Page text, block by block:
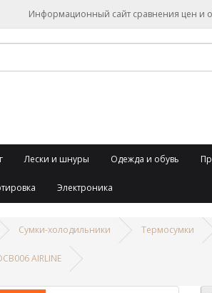
Информационный сайт сравнения цен и
Лески и шнуры Одежда и обувь
Электроника
Сумки-холодильники Термосумки
AIRLINE